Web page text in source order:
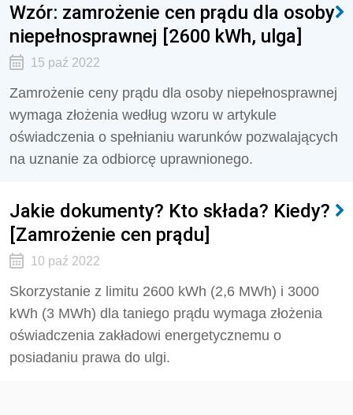
Wzór: zamrożenie cen prądu dla osoby
niepełnosprawnej [2600 kWh, ulga]
15 paź 2022
Zamrożenie ceny prądu dla osoby niepełnosprawnej
wymaga złożenia według wzoru w artykule
oświadczenia o spełnianiu warunków pozwalających
na uznanie za odbiorcę uprawnionego.
Jakie dokumenty? Kto składa? Kiedy?
[Zamrożenie cen prądu]
10 paź 2022
Skorzystanie z limitu 2600 kWh (2,6 MWh) i 3000
kWh (3 MWh) dla taniego prądu wymaga złożenia
oświadczenia zakładowi energetycznemu o
posiadaniu prawa do ulgi.